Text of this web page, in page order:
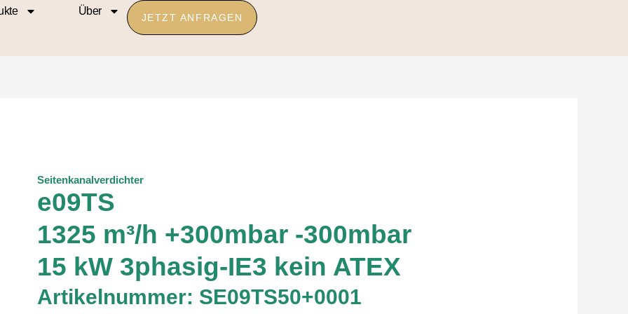
Über
JETZT ANFRAGEN
Seitenkanalverdichter
e09TS
1325 m³/h +300mbar -300mbar
15 kW 3phasig-IE3 kein ATEX
Artikelnummer: SE09TS50+0001